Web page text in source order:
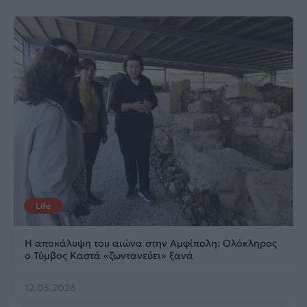
Life
Η αποκάλυψη του αιώνα στην Αμφίπολη: Ολόκληρος
ο Τύμβος Καστά «ζωντανεύει» ξανά
12.05.2026